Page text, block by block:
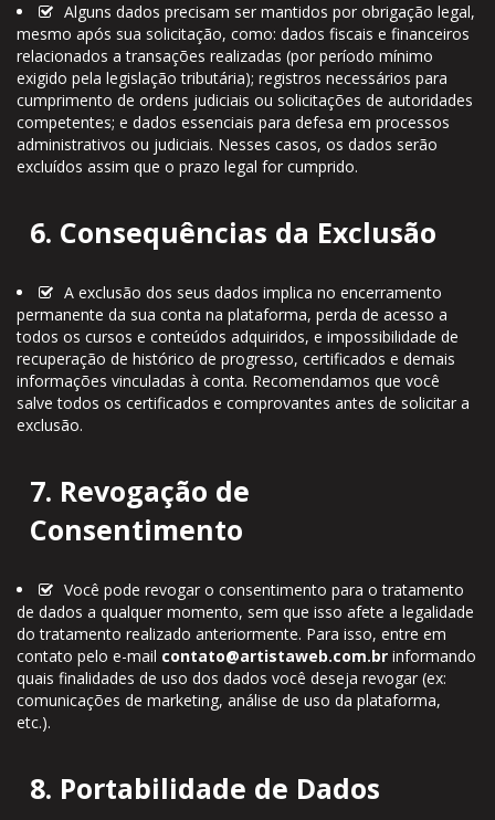
Alguns dados precisam ser mantidos por obrigação legal,
mesmo após sua solicitação, como: dados fiscais e financeiros
relacionados a transações realizadas (por período mínimo
exigido pela legislação tributária); registros necessários para
cumprimento de ordens judiciais ou solicitações de autoridades
competentes; e dados essenciais para defesa em processos
administrativos ou judiciais. Nesses casos, os dados serão
excluídos assim que o prazo legal for cumprido.
6. Consequências da Exclusão
A exclusão dos seus dados implica no encerramento
permanente da sua conta na plataforma, perda de acesso a
todos os cursos e conteúdos adquiridos, e impossibilidade de
recuperação de histórico de progresso, certificados e demais
informações vinculadas à conta. Recomendamos que você
salve todos os certificados e comprovantes antes de solicitar a
exclusão.
7. Revogação de
Consentimento
Você pode revogar o consentimento para o tratamento
de dados a qualquer momento, sem que isso afete a legalidade
do tratamento realizado anteriormente. Para isso, entre em
contato pelo e-mail contato@artistaweb.com.br informando
quais finalidades de uso dos dados você deseja revogar (ex:
comunicações de marketing, análise de uso da plataforma,
etc.).
8. Portabilidade de Dados